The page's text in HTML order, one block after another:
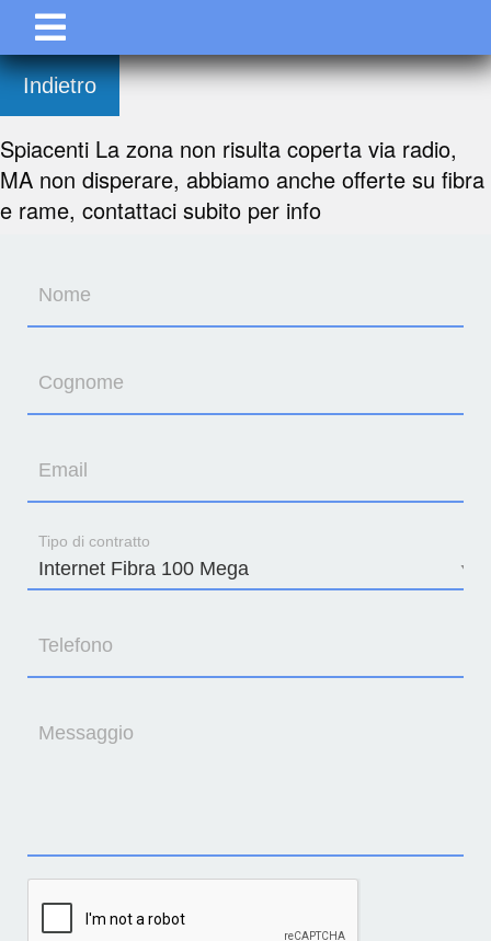
Indietro
Spiacenti La zona non risulta coperta via radio,
MA non disperare, abbiamo anche offerte su fibra
e rame, contattaci subito per info
Nome
Cognome
Email
Tipo di contratto
Telefono
Messaggio